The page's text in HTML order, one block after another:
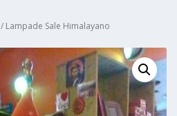
/ Lampade Sale Himalayano